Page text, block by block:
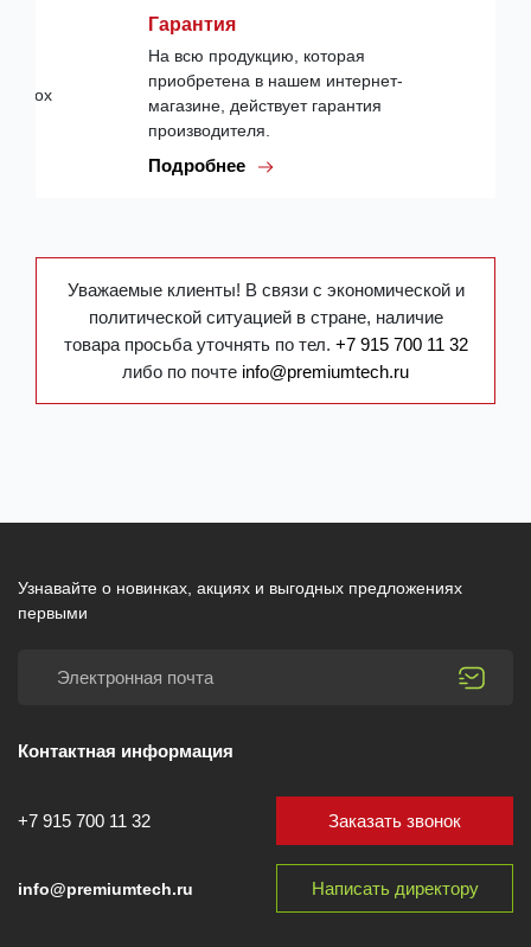
Гарантия
На всю продукцию, которая
приобретена в нашем интернет-
магазине, действует гарантия
производителя.
Подробнее
Уважаемые клиенты! В связи с экономической и
политической ситуацией в стране, наличие
товара просьба уточнять по тел. +7 915 700 11 32
либо по почте info@premiumtech.ru
Узнавайте о новинках, акциях и выгодных предложениях
первыми
Контактная информация
+7 915 700 11 32
info@premiumtech.ru
Заказать звонок
Написать директору